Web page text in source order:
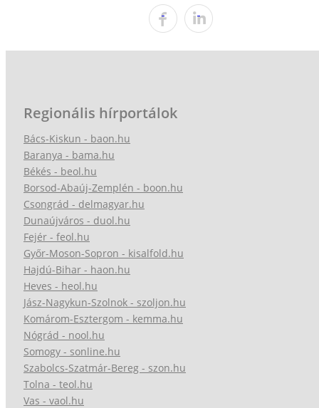
Regionális hírportálok
Bács-Kiskun - baon.hu
Baranya - bama.hu
Békés - beol.hu
Borsod-Abaúj-Zemplén - boon.hu
Csongrád - delmagyar.hu
Dunaújváros - duol.hu
Fejér - feol.hu
Győr-Moson-Sopron - kisalfold.hu
Hajdú-Bihar - haon.hu
Heves - heol.hu
Jász-Nagykun-Szolnok - szoljon.hu
Komárom-Esztergom - kemma.hu
Nógrád - nool.hu
Somogy - sonline.hu
Szabolcs-Szatmár-Bereg - szon.hu
Tolna - teol.hu
Vas - vaol.hu